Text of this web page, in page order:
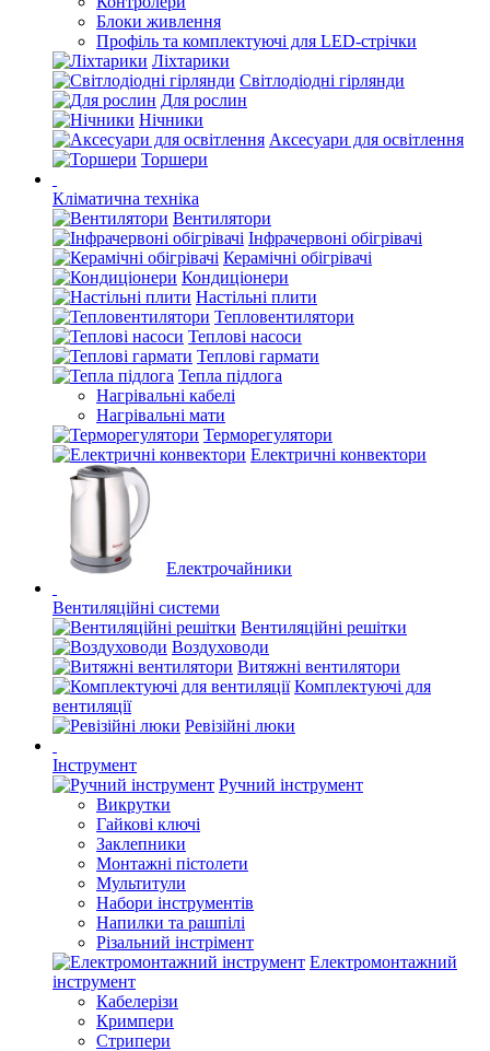
Блоки живлення
Профіль та комплектуючі для LED-стрічки
Ліхтарики
Світлодіодні гірлянди
Для рослин
Нічники
Аксесуари для освітлення
Торшери
Кліматична техніка
Вентилятори
Інфрачервоні обігрівачі
Керамічні обігрівачі
Кондиціонери
Настільні плити
Тепловентилятори
Теплові насоси
Теплові гармати
Тепла підлога
Нагрівальні кабелі
Нагрівальні мати
Терморегулятори
Електричні конвектори
Електрочайники
Вентиляційні системи
Вентиляційні решітки
Воздуховоди
Витяжні вентилятори
Комплектуючі для
вентиляції
Ревізійні люки
Інструмент
Ручний інструмент
Викрутки
Гайкові ключі
Заклепники
Монтажні пістолети
Мультитули
Набори інструментів
Напилки та рашпілі
Різальний інстрімент
Електромонтажний
інструмент
Кабелерізи
Кримпери
Стрипери